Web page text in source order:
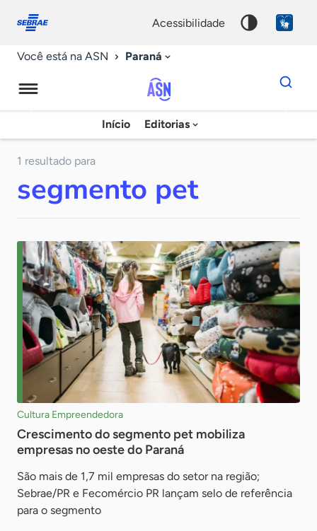
conosco
acessibilidade
Você está na ASN Paraná
Agência
Sebrae
Notícias
Início Editorias
Dados
para
chave
1 resultado para
segmento pet
Cultura Empreendedora
Crescimento do segmento pet mobiliza
empresas no oeste do Paraná
São mais de 1,7 mil empresas do setor na região;
Sebrae/PR e Fecomércio PR lançam selo de referência
para o segmento